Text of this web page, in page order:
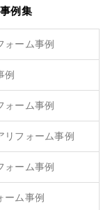
例集
ォーム事例
例
ォーム事例
リフォーム事例
ォーム事例
ーム事例